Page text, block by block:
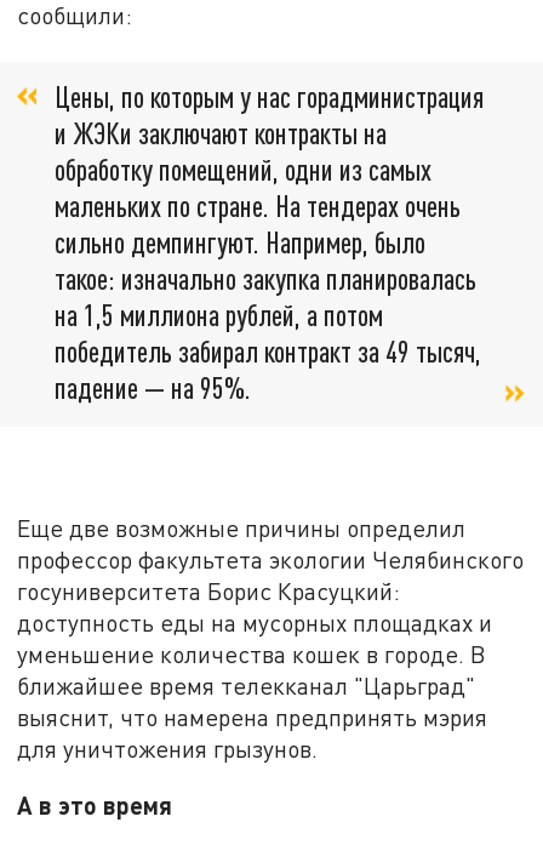
сообщили:
Цены, по которым у нас горадминистрация
и ЖЭКи заключают контракты на
обработку помещений, одни из самых
маленьких по стране. На тендерах очень
сильно демпингуют. Например, было
такое: изначально закупка планировалась
на 1,5 миллиона рублей, а потом
победитель забирал контракт за 49 тысяч,
падение — на 95%.
Еще две возможные причины определил
профессор факультета экологии Челябинского
госуниверситета Борис Красуцкий:
доступность еды на мусорных площадках и
уменьшение количества кошек в городе. В
ближайшее время телекканал "Царьград"
выяснит, что намерена предпринять мэрия
для уничтожения грызунов.
А в это время